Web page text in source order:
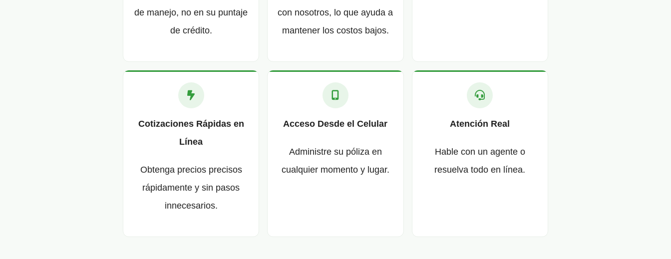
de manejo, no en su puntaje
de crédito.
con nosotros, lo que ayuda a
mantener los costos bajos.
Cotizaciones Rápidas en
Línea
Obtenga precios precisos
rápidamente y sin pasos
innecesarios.
Acceso Desde el Celular
Administre su póliza en
cualquier momento y lugar.
Atención Real
Hable con un agente o
resuelva todo en línea.